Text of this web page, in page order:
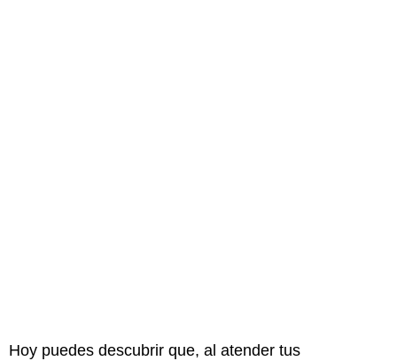
Hoy puedes descubrir que, al atender tus